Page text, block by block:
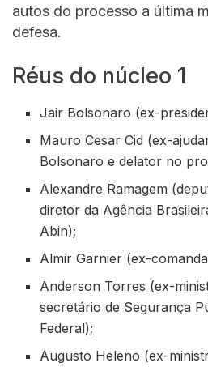
autos do processo a última
defesa.
Réus do núcleo 1
Jair Bolsonaro (ex-
Mauro Cesar Cid (ex-
Bolsonaro e delator no
Alexandre Ramagem
diretor da Agência
Abin);
Almir Garnier (ex-
Anderson Torres (ex-
secretário de Segurança
Federal);
Augusto Heleno (ex-